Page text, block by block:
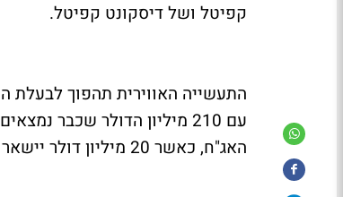
קפיטל ושל דיסקונט קפיטל.
האג"ח, כאשר 20 מיליון דולר יישארו בקופת חלל תקשורת לצורכי פעילות שוטפת.